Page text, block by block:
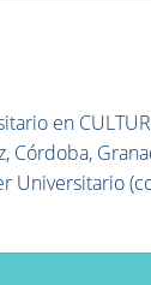
en
Córdoba,
Universitario